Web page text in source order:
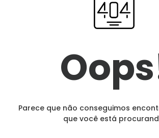
Parece que não conseguimos
que você está